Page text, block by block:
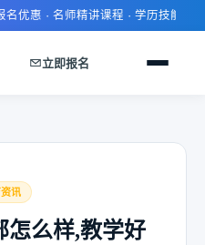
名优惠 · 名师精讲课程 · 学历技能双
立即报名
讯
怎么样,教学好